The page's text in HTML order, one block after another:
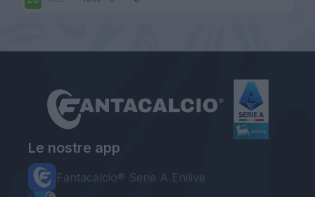
Le nostre app
Fantacalcio® Serie A Enilive